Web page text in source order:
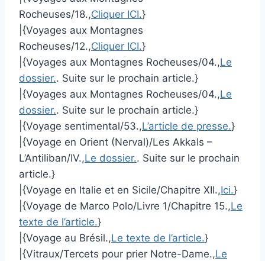
Rocheuses/18.,Cliquer ICI.}
|{Voyages aux Montagnes
Rocheuses/12.,Cliquer ICI.}
|{Voyages aux Montagnes Rocheuses/04.,Le
dossier.. Suite sur le prochain article.}
|{Voyages aux Montagnes Rocheuses/04.,Le
dossier.. Suite sur le prochain article.}
|{Voyage sentimental/53.,L’article de presse.}
|{Voyage en Orient (Nerval)/Les Akkals –
L’Antiliban/IV.,Le dossier.. Suite sur le prochain
article.}
|{Voyage en Italie et en Sicile/Chapitre XII.,Ici.}
|{Voyage de Marco Polo/Livre 1/Chapitre 15.,Le
texte de l’article.}
|{Voyage au Brésil.,Le texte de l’article.}
|{Vitraux/Tercets pour prier Notre-Dame.,Le